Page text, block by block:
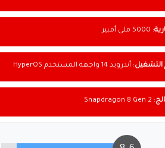
: 5000 ملى أمبير
التشغيل: أندرويد 14 واجهه المستخدم HyperOS
:
Snapdragon 8 Gen 2